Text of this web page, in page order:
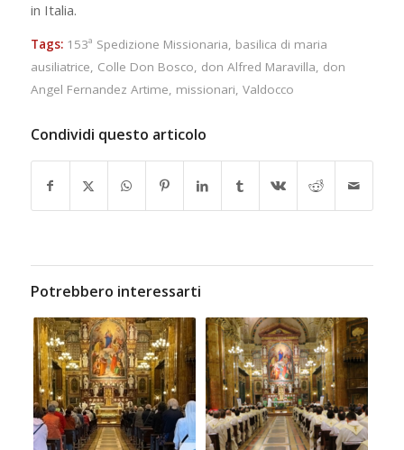
in Italia.
Tags: 153ª Spedizione Missionaria, basilica di maria
ausiliatrice, Colle Don Bosco, don Alfred Maravilla, don
Angel Fernandez Artime, missionari, Valdocco
Condividi questo articolo
Potrebbero interessarti